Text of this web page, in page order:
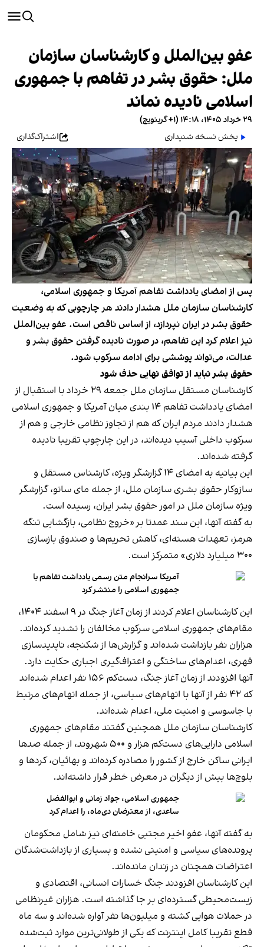
عفو بین‌الملل و کارشناسان سازمان
ملل: حقوق بشر در تفاهم با جمهوری
اسلامی نادیده نماند
۲۹ خرداد ۱۴۰۵، ۱۴:۱۸ (‎+۱ گرینویچ)
پخش نسخه شنیداری
اشتراک‌گذاری
پس از امضای یادداشت تفاهم آمریکا و جمهوری اسلامی،
کارشناسان سازمان ملل هشدار دادند هر چارچوبی که به وضعیت
حقوق بشر در ایران نپردازد، از اساس ناقص است. عفو بین‌الملل
نیز اعلام کرد این تفاهم، در صورت نادیده گرفتن حقوق بشر و
عدالت، می‌تواند پوششی برای ادامه سرکوب شود.
حقوق بشر نباید از توافق نهایی حذف شود
کارشناسان مستقل سازمان ملل جمعه ۲۹ خرداد با استقبال از
امضای یادداشت تفاهم ۱۴ بندی میان آمریکا و جمهوری اسلامی
هشدار دادند مردم ایران که هم از تجاوز نظامی خارجی و هم از
سرکوب داخلی آسیب دیده‌اند، در این چارچوب تقریبا نادیده
گرفته شده‌اند.
این بیانیه به امضای ۱۴ گزارشگر ویژه، کارشناس مستقل و
سازوکار حقوق بشری سازمان ملل، از جمله مای ساتو، گزارشگر
ویژه سازمان ملل در امور حقوق بشر ایران، رسیده است.
به گفته آنها، این سند عمدتا بر «خروج نظامی، بازگشایی تنگه
هرمز، تعهدات هسته‌ای، کاهش تحریم‌ها و صندوق بازسازی
۳۰۰ میلیارد دلاری» متمرکز است.
آمریکا سرانجام متن رسمی یادداشت تفاهم با
جمهوری اسلامی را منتشر کرد
این کارشناسان اعلام کردند از زمان آغاز جنگ در ۹ اسفند ۱۴۰۴،
مقام‌های جمهوری اسلامی سرکوب مخالفان را تشدید کرده‌اند.
هزاران نفر بازداشت شده‌اند و گزارش‌ها از شکنجه، ناپدیدسازی
قهری، اعدام‌های ساختگی و اعتراف‌گیری اجباری حکایت دارد.
آنها افزودند از زمان آغاز جنگ، دست‌کم ۱۵۶ نفر اعدام شده‌اند
که ۴۲ نفر از آنها با اتهام‌های سیاسی، از جمله اتهام‌های مرتبط
با جاسوسی و امنیت ملی، اعدام شده‌اند.
کارشناسان سازمان ملل همچنین گفتند مقام‌های جمهوری
اسلامی دارایی‌های دست‌کم هزار و ۵۰۰ شهروند، از جمله صدها
ایرانی ساکن خارج از کشور را مصادره کرده‌اند و بهائیان، کردها و
بلوچ‌ها بیش از دیگران در معرض خطر قرار داشته‌اند.
جمهوری اسلامی، جواد زمانی و ابوالفضل
ساعدی، از معترضان دی‌ماه، را اعدام کرد
به گفته آنها، عفو اخیر مجتبی خامنه‌ای نیز شامل محکومان
پرونده‌های سیاسی و امنیتی نشده و بسیاری از بازداشت‌شدگان
اعتراضات همچنان در زندان مانده‌اند.
این کارشناسان افزودند جنگ خسارات انسانی، اقتصادی و
زیست‌محیطی گسترده‌ای بر جا گذاشته است. هزاران غیرنظامی
در حملات هوایی کشته و میلیون‌ها نفر آواره شده‌اند و سه ماه
قطع تقریبا کامل اینترنت که یکی از طولانی‌ترین موارد ثبت‌شده